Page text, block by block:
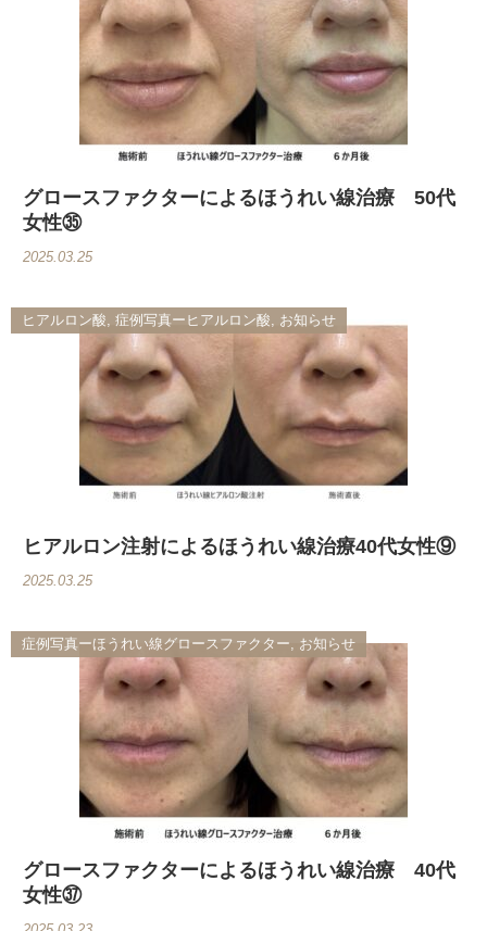
グロースファクターによるほうれい線治療 50代
女性㉟
2025.03.25
ヒアルロン酸, 症例写真ーヒアルロン酸, お知らせ
ヒアルロン注射によるほうれい線治療40代女性⑨
2025.03.25
症例写真ーほうれい線グロースファクター, お知らせ
グロースファクターによるほうれい線治療 40代
女性㊲